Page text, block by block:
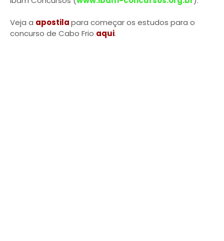
Veja a apostilapara começar os estudos para o
concurso de Cabo Frio aqui.